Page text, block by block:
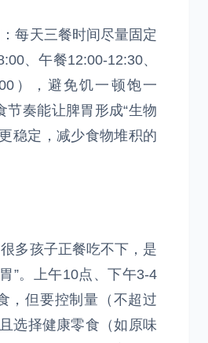
每天三餐时间尽量固定
、午餐12:00-12:30、
），避免饥一顿饱一
节奏能让脾胃形成“生物
稳定，减少食物堆积的
多孩子正餐吃不下，是
”。上午10点、下午3-4
，但要控制量（不超过
选择健康零食（如原味